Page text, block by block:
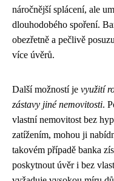
náročnější splácení, ale
dlouhodobého spoření.
obezřetně a pečlivě
více úvěrů.
Další možností je využití
zástavy jiné nemovitosti.
vlastní nemovitost bez
zatížením, mohou ji
takovém případě banka
poskytnout úvěr i bez